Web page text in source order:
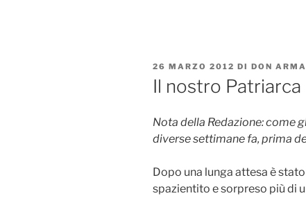
PUBBLICATO
IL
26 MARZO 2012 DI DON
Il nostro
Nota della Redazione: come
diverse settimane fa, prima
Dopo una lunga attesa è
spazientito e sorpreso più di